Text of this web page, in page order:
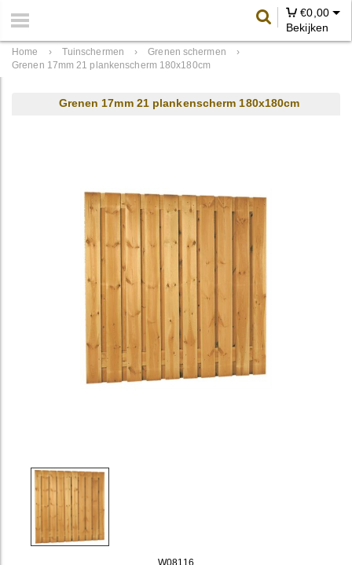
€0,00
Bekijken
Home › Tuinschermen › Grenen schermen
›
Grenen 17mm 21 plankenscherm 180x180cm
Grenen 17mm 21 plankenscherm 180x180cm
W08116